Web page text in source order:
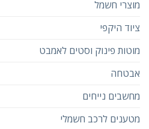
מוצרי חשמל
ציוד היקפי
מוטות פינוק וסטים לאמבט
אבטחה
מחשבים נייחים
מטענים לרכב חשמלי